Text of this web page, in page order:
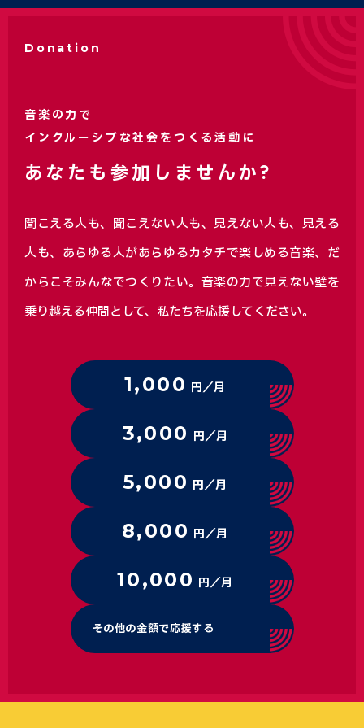
Donation
音楽の力で
インクルーシブな社会をつくる活動に
あなたも参加しませんか?
聞こえる人も、聞こえない人も、見えない人も、見える
人も、あらゆる人があらゆるカタチで楽しめる音楽、 だ
からこそみんなでつくりたい。音楽の力で見えない壁を
乗り越える仲間として、私たちを応援してください。
1,000 円／月
3,000 円／月
5,000 円／月
8,000 円／月
10,000 円／月
その他の金額で応援する